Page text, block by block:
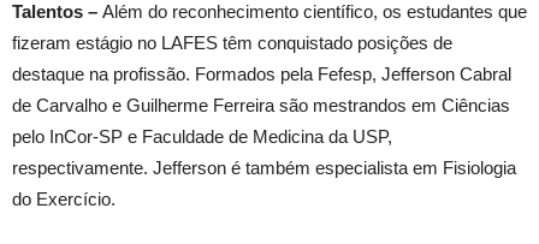
Talentos – Além do reconhecimento científico, os estudantes que
fizeram estágio no LAFES têm conquistado posições de
destaque na profissão. Formados pela Fefesp, Jefferson Cabral
de Carvalho e Guilherme Ferreira são mestrandos em Ciências
pelo InCor-SP e Faculdade de Medicina da USP,
respectivamente. Jefferson é também especialista em Fisiologia
do Exercício.